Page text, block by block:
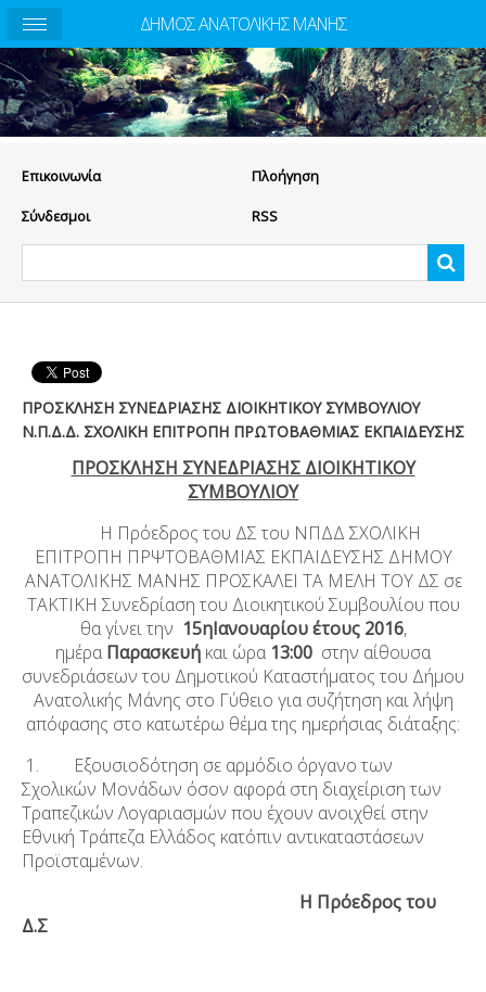
Eπικοινωνία Πλοήγηση
Σύνδεσμοι RSS
ΠΡΟΣΚΛΗΣΗ ΣΥΝΕΔΡΙΑΣΗΣ ΔΙΟΙΚΗΤΙΚΟΥ ΣΥΜΒΟΥΛΙΟΥ
Ν.Π.Δ.Δ. ΣΧΟΛΙΚΗ ΕΠΙΤΡΟΠΗ ΠΡΩΤΟΒΑΘΜΙΑΣ ΕΚΠΑΙΔΕΥΣΗΣ
ΠΡΟΣΚΛΗΣΗ ΣΥΝΕΔΡΙΑΣΗΣ ΔΙΟΙΚΗΤΙΚΟΥ
ΣΥΜΒΟΥΛΙΟΥ
Η Πρόεδρος του ΔΣ του ΝΠΔΔ ΣΧΟΛΙΚΗ
ΕΠΙΤΡΟΠΗ ΠΡΨΤΟΒΑΘΜΙΑΣ ΕΚΠΑΙΔΕΥΣΗΣ ΔΗΜΟΥ
ΑΝΑΤΟΛΙΚΗΣ ΜΑΝΗΣ ΠΡΟΣΚΑΛΕΙ ΤΑ ΜΕΛΗ ΤΟΥ ΔΣ σε
ΤΑΚΤΙΚΗ Συνεδρίαση του Διοικητικού Συμβουλίου που
θα γίνει την 15ηΙανουαρίου έτους 2016,
ημέρα Παρασκευή και ώρα 13:00 στην αίθουσα
συνεδριάσεων του Δημοτικού Καταστήματος του Δήμου
Ανατολικής Μάνης στο Γύθειο για συζήτηση και λήψη
απόφασης στο κατωτέρω θέμα της ημερήσιας διάταξης:
1. Εξουσιοδότηση σε αρμόδιο όργανο των
Σχολικών Μονάδων όσον αφορά στη διαχείριση των
Τραπεζικών Λογαριασμών που έχουν ανοιχθεί στην
Εθνική Τράπεζα Ελλάδος κατόπιν αντικαταστάσεων
Προϊσταμένων.
H Πρόεδρος του
Δ.Σ
ΔΗΜΟΣ ΑΝΑΤΟΛΙΚΗΣ ΜΑΝΗΣ